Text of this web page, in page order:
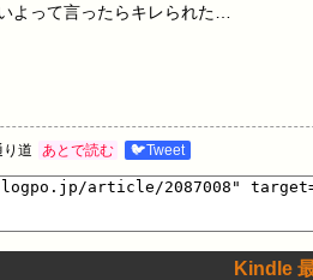
よって言ったらキレられた…
り道 あとで読む 🐦Tweet
Kindle